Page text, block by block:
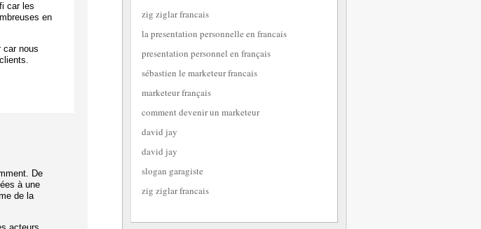
car les
en
car nous
De
à une
de la
zig ziglar francais
la presentation personnelle en francais
presentation personnel en français
sébastien le marketeur francais
marketeur français
comment devenir un marketeur
david jay
david jay
slogan garagiste
zig ziglar francais